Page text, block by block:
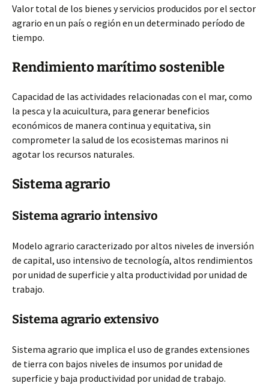
Valor total de los bienes y servicios producidos por el sector
agrario en un país o región en un determinado período de
tiempo.
Rendimiento marítimo sostenible
Capacidad de las actividades relacionadas con el mar, como
la pesca y la acuicultura, para generar beneficios
económicos de manera continua y equitativa, sin
comprometer la salud de los ecosistemas marinos ni
agotar los recursos naturales.
Sistema agrario
Sistema agrario intensivo
Modelo agrario caracterizado por altos niveles de inversión
de capital, uso intensivo de tecnología, altos rendimientos
por unidad de superficie y alta productividad por unidad de
trabajo.
Sistema agrario extensivo
Sistema agrario que implica el uso de grandes extensiones
de tierra con bajos niveles de insumos por unidad de
superficie y baja productividad por unidad de trabajo.